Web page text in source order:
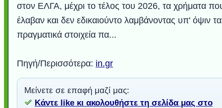
στον ΕΛΓΑ, μέχρι το τέλος του 2026, τα χρήματα
έλαβαν και δεν εδικαιούντο λαμβάνοντας υπ' όψιν τα
πραγματικά στοιχεία πα...
Πηγή/Περισσότερα: in.gr
Μείνετε σε επαφή μαζί μας:
Κάντε like κι ακολουθήστε τη σελίδα μας στο